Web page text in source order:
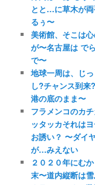
とと…に草木が
るぅ〜
美術館、そこは
が〜名古屋は で
で〜
地球一周は、じ
し?チャンス到
港の底のまま〜
フラメンコのカ
ッタッカそれは
お誘い？ 〜ダイ
が…みえない
２０２０年にむ
末〜道内縦断は